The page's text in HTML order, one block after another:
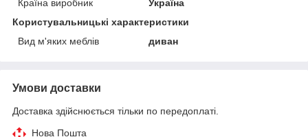
Країна виробник
Україна
Користувальницькі характеристики
Вид м'яких меблів
диван
Умови доставки
Доставка здійснюється тільки по передоплаті.
Нова Пошта